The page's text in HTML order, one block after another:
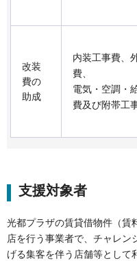
改装
費の
助成
内装工事費、
費、
電気・空調・
費及び附帯工
支援対象者
光都プラザの賃貸借物件（賃
店を行う事業者で、チャレン
げる集客を伴う店舗等として